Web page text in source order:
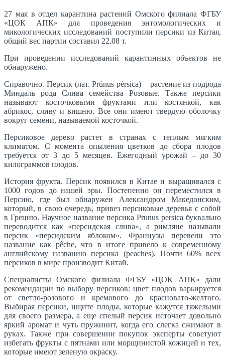
27 мая в отдел карантина растений Омского филиала ФГБУ
«ЦОК АПК» для проведения энтомологических и
микологических исследований поступили персики из Китая,
общий вес партии составил 22,08 т.
При проведении исследований карантинных объектов не
обнаружено.
Справочно. Персик (лат. Prúnus pérsica) – растение из подрода
Миндаль рода Слива семейства Розовые. Также персики
называют косточковыми фруктами или костянкой, как
абрикос, сливу и вишню. Все они имеют твердую оболочку
вокруг семени, называемой косточкой.
Персиковое дерево растет в странах с теплым мягким
климатом. С момента опыления цветков до сбора плодов
требуется от 3 до 5 месяцев. Ежегодный урожай – до 30
килограммов плодов.
История фрукта. Персик появился в Китае и выращивался с
1000 годов до нашей эры. Постепенно он переместился в
Персию, где был обнаружен Александром Македонским,
который, в свою очередь, привез персиковые деревья с собой
в Грецию. Научное название персика Prunus persica буквально
переводится как «персидская слива», а римляне называли
персик «персидским яблоком». Французы перевели это
название как pêche, что в итоге привело к современному
английскому названию персика (peaches). Почти 60% всех
персиков в мире производит Китай.
Специалисты Омского филиала ФГБУ «ЦОК АПК» дали
рекомендации по выбору персиков: цвет плодов варьируется
от светло-розового и кремового до красновато-желтого.
Выбирая персики, ищите плоды, которые кажутся тяжелыми
для своего размера, а еще спелый персик источает довольно
яркий аромат и чуть пружинит, когда его слегка сжимают в
руках. Также при совершении покупок эксперты советуют
избегать фрукты с пятнами или морщинистой кожицей и тех,
которые имеют зеленую окраску.